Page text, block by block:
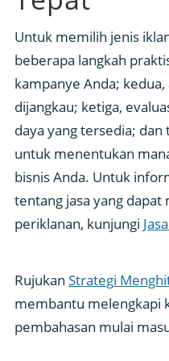
Untuk memilih jenis
beberapa langkah
kampanye Anda;
dijangkau; ketiga,
daya yang tersedia;
untuk menentukan
bisnis Anda. Untuk
tentang jasa yang
periklanan, kunjungi
Rujukan Strategi
membantu melengkapi
pembahasan mulai